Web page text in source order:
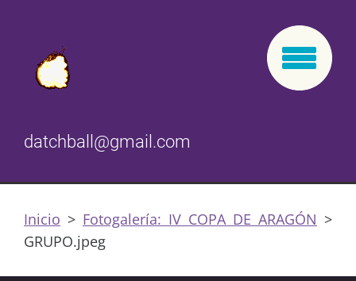
datchball@gmail.com
Inicio > Fotogalería: IV COPA DE ARAGÓN >
GRUPO.jpeg